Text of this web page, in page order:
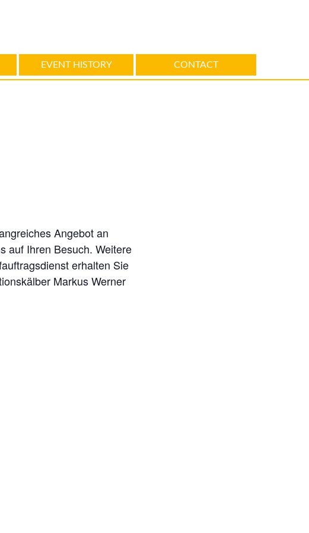
EVENT HISTORY CONTACT
Angebot an
auf Ihren Besuch. Weitere
erhalten Sie
Markus Werner